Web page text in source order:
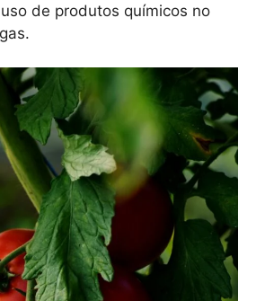
de produtos químicos no